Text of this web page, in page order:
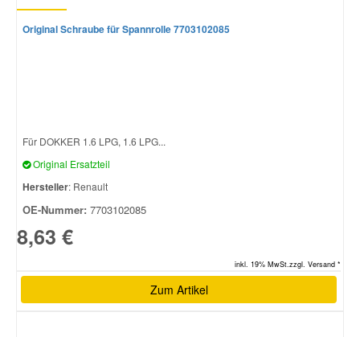
Original Schraube für Spannrolle 7703102085
Für DOKKER 1.6 LPG, 1.6 LPG...
Original Ersatzteil
Hersteller: Renault
OE-Nummer: 7703102085
8,63 €
inkl. 19% MwSt.zzgl. Versand *
Zum Artikel
Vauxhall Ersatzteile